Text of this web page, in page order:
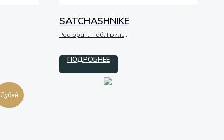
SATCHASHNIKE
Ресторан. Паб. Гриль
ПОДРОБНЕЕ
Дубай